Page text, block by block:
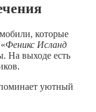
которые
Феникс Исланд
На выходе есть
уютный